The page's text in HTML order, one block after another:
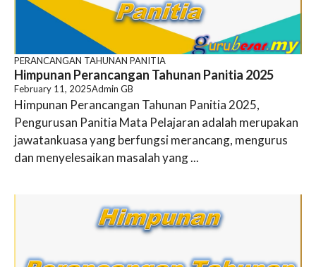
PERANCANGAN TAHUNAN PANITIA
Himpunan Perancangan Tahunan Panitia 2025
February 11, 2025Admin GB
Himpunan Perancangan Tahunan Panitia 2025,
Pengurusan Panitia Mata Pelajaran adalah merupakan
jawatankuasa yang berfungsi merancang, mengurus
dan menyelesaikan masalah yang ...